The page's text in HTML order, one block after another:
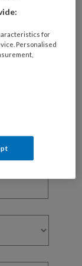
lees 2
for
Personalised